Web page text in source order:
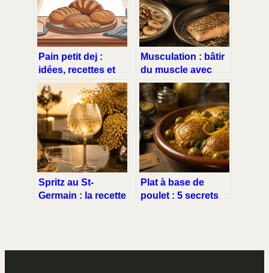
Pain petit dej :
idées, recettes et
conseils pour un
matin réussi
Musculation : bâtir
du muscle avec
des recettes
protéinées rapides
et savoureuses
Spritz au St-
Germain : la recette
Plat à base de
poulet : 5 secrets